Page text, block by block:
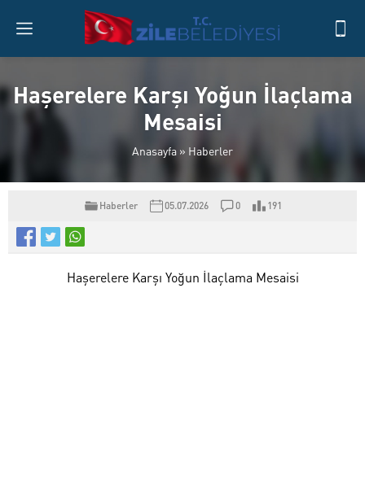
Haşerelere Karşı Yoğun İlaçlama
Mesaisi
Anasayfa » Haberler
Haberler 05.07.2026 0 191
Haşerelere Karşı Yoğun İlaçlama Mesaisi